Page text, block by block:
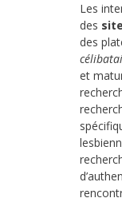
Les
des
des
et